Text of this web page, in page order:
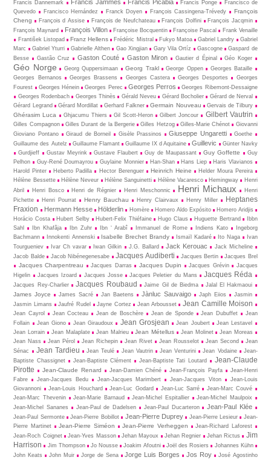
Francis Dannemark Francis Jammes Francis Picabia Francis Ponge
Francisco de
Quevedo
Francisco Hernández Franck Doyen François Cassingena-Trévedy
François
Cheng
François d Assise François de Neufchateau François Dolfini
François Jacqmin
François Maynard
François Villon Françoise Bocquentin Françoise Pascal
Frank Venaille
František Listopad
Franz Hellens Frédéric Mistral Fukyo Matoa Gabriel Landry
Gabriel
Marc
Gabriel Yturri Gabrielle Althen Gao Xingjian Gary Vila Ortíz Gascogne
Gaspard de
Besse
Gastão Cruz Gaston Couté Gaston Miron Gautier d Épinal Géo Koger
Géo Norge Georg Quppersimaan Georg Trakl George Oppen
Georges Bataille
Georges Bernanos
Georges Brassens Georges Castera Georges Desportes
Georges
Fourest
Georges Hénein Georges Perec Georges Perros
Georges Ribemont-Dessaigne
Georges Rodenbach
Georges Thinès Gérald Neveu Gérard Bocholier
Gérard de Nerval
Gérard Legrand
Gérard Mordillat Gerhard Falkner Germain Nouveau Gervais de Tilbury
Ghérasim Luca Ghjacumu Thiers Gil Scott-Heron Gilbert Joncour Gilbert Vautrin
Gilles Compagnon Gilles Durant de la Bergerie Gilles Hetzog Gilles-Marie Chénot
Giovanni
Gioviano Pontano
Giraud de Borneil Gisèle Prassinos Giuseppe Ungaretti
Goethe
Guillaume des Autelz
Guillaume Flamant Guillaume IX d Aquitaine Guillevic
Günter Navky
Gurdjieff
Gustav Meyrink Gustave Flaubert Guy de Maupassant Guy Goffette
Guy
Pelhon
Guy-René Dou­may­rou Guylaine Monnier Han-Shan Hans Liep
Haris Vlavianos
Harold Pinter
Heberto Padilla Hector Berenguer Heinrich Heine
Helder Moura Pereira
Hélène Bessette
Hélène Neveur Hélène Sanguinetti Hélène Vacaresco Hemingway
Henri
Abril
Henri Bosco Henri de Régnier Henri Meschonnic Henri Michaux
Henri
Pichette
Henri Pourrat Henry Bauchau Henry Clairvaux Henry Miller
Heptanes
Fraxion
Hermann Hesse Hölderlin Homère Homero Aldo Expósito
Homero Aridjis
Horácio Costa
Hubert Selby Hubert-Felix Thiéfaine Hugo Claus Huguette Bertrand
Ibbn
Sahl
Ibn Khafâja Ibn Zuhr Ibn ‘ Arabî Immanuel de Rome Indiens Kato
Ingeborg
Bachmann
Innokenti Annenski Isabelle Brechet Brandy Ismaïl Kadaré Ito Naga
Ivan
Tourgueniev
Ivar Ch vavar Iwan Gilkin J.G. Ballard Jack Kerouac
Jack Micheline
Jacob Balde
Jacob Nibénegenesabe Jacques Audiberti Jacques Bertin Jacques Brel
Jacques Charpentreau Jacques Darras Jacques Dupin Jacques Grévin
Jacques
Higelin
Jacques Izoard Jacques Josse Jacques Peletier du Mans Jacques Réda
Jacques Rey-Charlier Jacques Roubaud Jaime Gil de Biedma Jalal El Hakmaoui
James Joyce James Sacré Jan Baetens Jànluc Sauvaigo Japh Eiios
Jasmin
Jasmin Limans
Jaufré Rudel Jayne Cortez Jean Arbousset Jean Camille Moison
Jean Cayrol Jean Cocteau Jean de Boschère Jean de Sponde Jean Dubuffet
Jean
Follain
Jean Giono Jean Giraudoux Jean Grosjean Jean Joubert
Jean Lestavel
Jean Lorrain
Jean Malaplate Jean Malrieu Jean Métellus Jean Molinet
Jean Moreas
Jean Nass
Jean Pérol Jean Richepin Jean Rivet Jean Rousselot Jean Second
Jean
Sénac
Jean Tardieu Jean Teulé Jean Vautrin Jean Venturini Jean Vodaine
Jean-
Baptiste Chassignet
Jean-Baptiste Clément Jean-Baptiste Tati Loutard
Jean-Claude
Pirotte
Jean-Claude Renard Jean-Damien Chéné Jean-François Payfa
Jean-Henri
Fabre
Jean-Jacques Bedu Jean-Jacques Marimbert Jean-Jacques Viton
Jean-Louis
Giovannoni
Jean-Louis Houchard Jean-Luc Godard Jean-Luc Sarré
Jean-Marc Couvé
Jean-Marc Thevenin
Jean-Marie Barnaud Jean-Michel Espitallier
Jean-Michel Maulpoix
Jean-Michel Sananes
Jean-Paul de Dadelsen Jean-Paul Ducarteron Jean-Paul Klée
Jean-Paul Sermonte Jean-Pierre Bobillot Jean-Pierre Duprey Jean-Pierre Lesieur
Jean-
Pierre Martinet
Jean-Pierre Siméon Jean-Pierre Verheggen
Jean-Richard Laforest
Jean-Roch Coignet
Jean-Yves Masson Jehan Mayoux Jehan Regnier Jehan Rictus
Jim
Harrison
Jim Thompson Jo Nousse Joakim Afoutni Joël des Rosiers
Johannes Kühn
John Keats
John Muir Jorge de Sena Jorge Luis Borges Jos Roy
José Agostinho